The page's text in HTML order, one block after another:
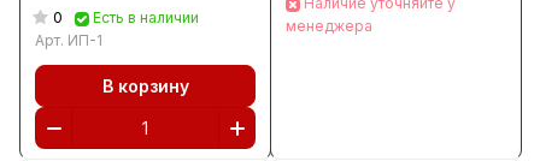
0
Есть в наличии
Арт. ИП-1
В корзину
менеджера